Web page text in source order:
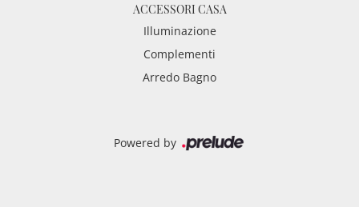
ACCESSORI CASA
Illuminazione
Complementi
Arredo Bagno
Powered by